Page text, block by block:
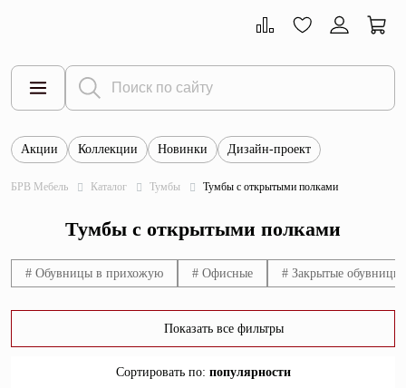
Все товары
Тумбы
Шкафы
Витрины
Комоды
Столы
Акции Коллекции Новинки Дизайн-проект
БРВ Мебель Каталог Тумбы Тумбы с открытыми полками
Тумбы с открытыми полками
# Обувницы в прихожую # Офисные # Закрытые обувницы
Показать все фильтры
Сортировать по: популярности